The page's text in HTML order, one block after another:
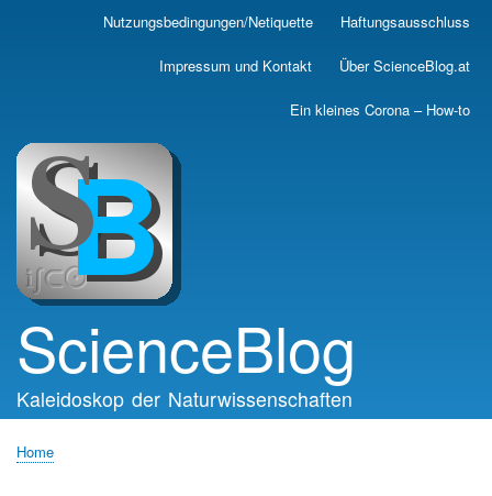
Skip
main
Nutzungsbedingungen/Netiquette Haftungsausschluss
Impressum und Kontakt Über ScienceBlog.at
Ein kleines Corona – How-to
ScienceBlog
Kaleidoskop der Naturwissenschaften
Home